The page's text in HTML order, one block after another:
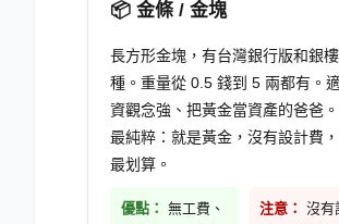
📦 金條 / 金塊
長方形金塊，有台灣銀行版和銀
種。重量從 0.5 錢到 5 兩都有。
資觀念強、把黃金當資產的爸爸
最純粹：就是黃金，沒有設計費
最划算。
優點： 無工費、
注意： 沒有